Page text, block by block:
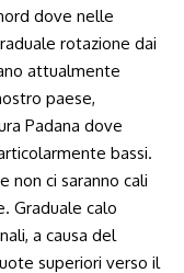
dove nelle
rotazione dai
attualmente
paese,
Padana dove
bassi.
non ci saranno cali
Graduale calo
a causa del
superiori verso il